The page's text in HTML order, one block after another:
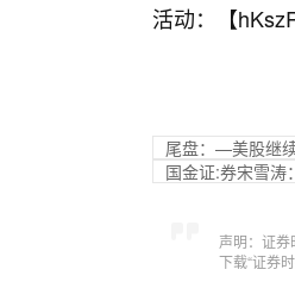
活动：【
尾盘：—美股继
国金证:券宋雪涛
声明：证
下载“证券